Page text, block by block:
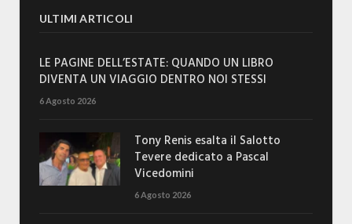
ULTIMI ARTICOLI
LE PAGINE DELL’ESTATE: QUANDO UN LIBRO
DIVENTA UN VIAGGIO DENTRO NOI STESSI
6 Agosto 2026
Tony Renis esalta il Salotto
Tevere dedicato a Pascal
Vicedomini
6 Agosto 2026